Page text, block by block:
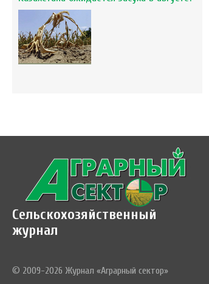
Сельскохозяйственный
журнал
© 2009-2026 Журнал «Аграрный сектор»